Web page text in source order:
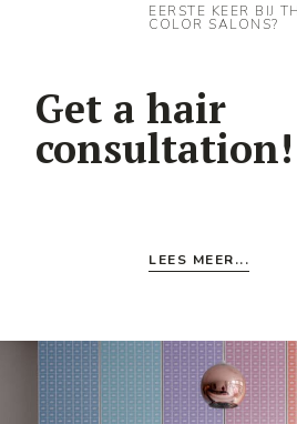
EERSTE KEER BIJ
COLOR SALONS?
Get a hair
consultation!
LEES MEER...